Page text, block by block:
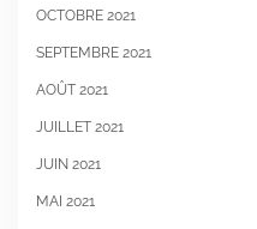
OCTOBRE 2021
SEPTEMBRE 2021
AOÛT 2021
JUILLET 2021
JUIN 2021
MAI 2021